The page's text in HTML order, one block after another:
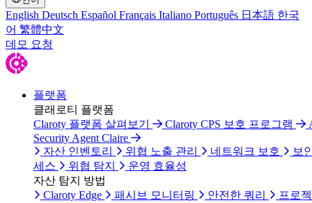
English Deutsch Español Français Italiano Português 日本語 한국
어 繁體中文
데모 요청
플랫폼
클래로티 플랫폼
Claroty 플랫폼 살펴보기
Claroty CPS 보호 프로그램
Security Agent Claire
자산 인벤토리
위협 노출 관리 네트워크 보호
보
세스
위협 탐지
운영 효율성
자산 탐지 방법
Claroty Edge
패시브 모니터링 안전한 쿼리
프로